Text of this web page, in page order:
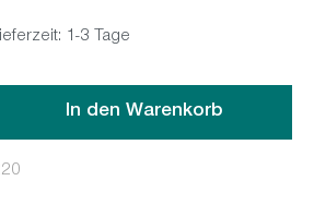
1-3 Tage
den gewünschten Wert ein oder
In den Warenkorb